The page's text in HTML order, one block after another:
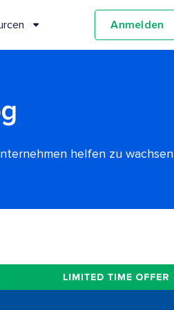
Anmelden
helfen zu wachsen